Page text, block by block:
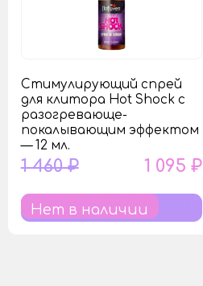
Стимулирующий спрей
для клитора Hot Shock с
разогревающе-
покалывающим эффектом
— 12 мл.
1 460 ₽ 1 095 ₽
Нет в наличии